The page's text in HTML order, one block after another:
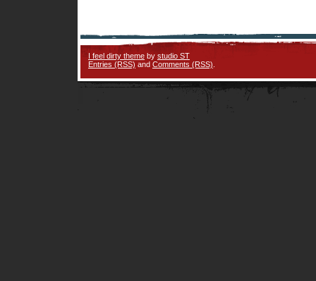
I feel dirty theme by studio ST
Entries (RSS) and Comments (RSS)